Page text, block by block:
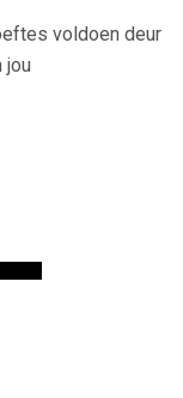
voldoen deur
jou